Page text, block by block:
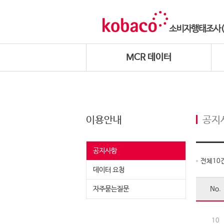
MCR 데이터
이용안내
공지사항
데이터 요청
자주묻는질문
공지
전체 10
No.
10